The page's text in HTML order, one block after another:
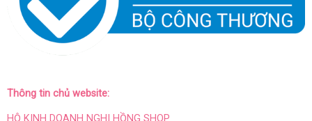
Thông tin chủ website: